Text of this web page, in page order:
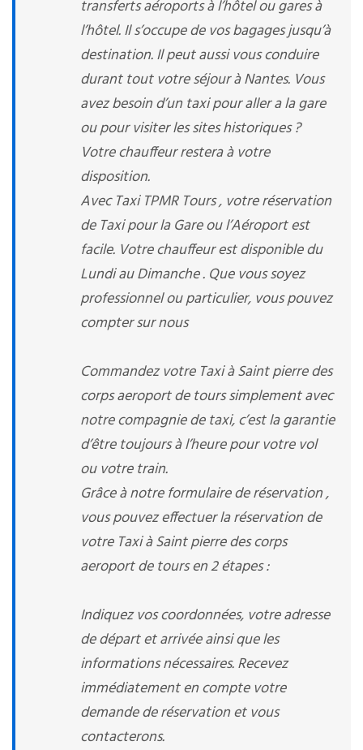
transferts aéroports à l’hôtel ou gares à
l’hôtel. Il s’occupe de vos bagages jusqu’à
destination. Il peut aussi vous conduire
durant tout votre séjour à Nantes. Vous
avez besoin d’un taxi pour aller a la gare
ou pour visiter les sites historiques ?
Votre chauffeur restera à votre
disposition.
Avec Taxi TPMR Tours , votre réservation
de Taxi pour la Gare ou l’Aéroport est
facile. Votre chauffeur est disponible du
Lundi au Dimanche . Que vous soyez
professionnel ou particulier, vous pouvez
compter sur nous
Commandez votre Taxi à Saint pierre des
corps aeroport de tours simplement avec
notre compagnie de taxi, c’est la garantie
d’être toujours à l’heure pour votre vol
ou votre train.
Grâce à notre formulaire de réservation ,
vous pouvez effectuer la réservation de
votre Taxi à Saint pierre des corps
aeroport de tours en 2 étapes :
Indiquez vos coordonnées, votre adresse
de départ et arrivée ainsi que les
informations nécessaires. Recevez
immédiatement en compte votre
demande de réservation et vous
contacterons.